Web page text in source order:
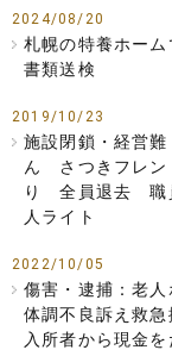
2024/08/20
札幌の特養ホー
書類送検
2019/10/23
施設閉鎖・経営
ん さつきフレン
り 全員退去 職
人ライト
2022/10/05
傷害・逮捕：老人
体調不良訴え救
入所者から現金